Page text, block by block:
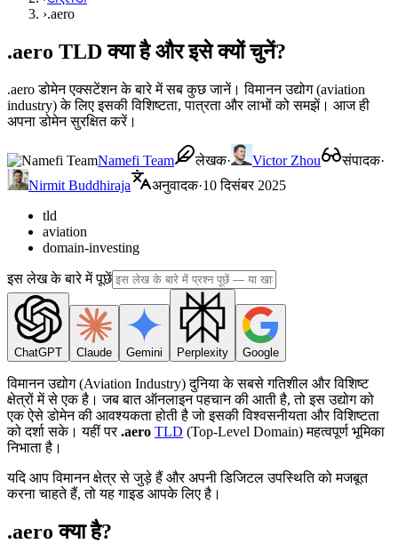
›.aero
.aero TLD क्या है और इसे क्यों चुनें?
.aero डोमेन एक्सटेंशन के बारे में सब कुछ जानें। विमानन उद्योग (aviation
industry) के लिए इसकी विशिष्टता, पात्रता और लाभों को समझें। आज ही
अपना डोमेन सुरक्षित करें।
Namefi Team लेखक· Victor Zhou संपादक·
Nirmit Buddhiraja
अनुवादक·10 दिसंबर 2025
tld
aviation
domain-investing
इस लेख के बारे में पूछें
ChatGPT Claude Gemini Perplexity Google
विमानन उद्योग (Aviation Industry) दुनिया के सबसे गतिशील और विशिष्ट
क्षेत्रों में से एक है। जब बात ऑनलाइन पहचान की आती है, तो इस उद्योग को
एक ऐसे डोमेन की आवश्यकता होती है जो इसकी विश्वसनीयता और विशिष्टता
को दर्शा सके। यहीं पर.aero TLD (Top-Level Domain) महत्वपूर्ण भूमिका
निभाता है।
यदि आप विमानन क्षेत्र से जुड़े हैं और अपनी डिजिटल उपस्थिति को मजबूत
करना चाहते हैं, तो यह गाइड आपके लिए है।
.aero क्या है?